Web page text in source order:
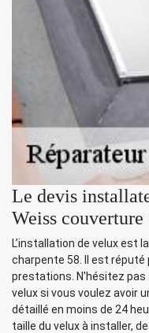
Le devis
Weiss couverture
L’installation de velux est
charpente 58. Il est
prestations. N'hésitez pas
velux si vous voulez avoir
détaillé en moins de 24
taille du velux à installer,